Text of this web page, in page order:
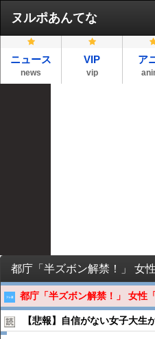
ヌルポあんてな
ニュース
news
VIP
vip
ア
都庁「半ズボン解禁！」 女性
【悲報】自信がない女子大生